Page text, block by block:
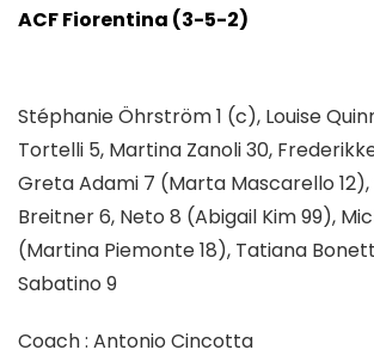
ACF Fiorentina (3-5-2)
Stéphanie Öhrström 1 (c), Louise
Tortelli 5, Martina Zanoli 30,
Greta Adami 7 (Marta Mascarello
Breitner 6, Neto 8 (Abigail Kim 99),
(Martina Piemonte 18), Tatiana
Sabatino 9
Coach : Antonio Cincotta